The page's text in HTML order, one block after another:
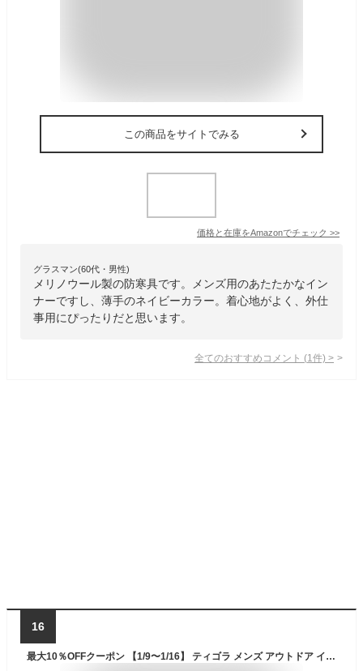
この商品をサイトでみる
価格と在庫をAmazonでチェック >>
グラスマン(60代・男性)
メリノウール製の防寒具です。メンズ用のあたたかなイン
ナーですし、薄手のネイビーカラー。着心地がよく、外仕
事用にぴったりだと思います。
全てのおすすめコメント (1 件) >
16
最大10％OFFクーポン 【1/9〜1/16】 ティゴラ メンズ アウトドア インナーウェア メリノウール100％インナー 長袖トップス TR-9D1104LT : ブラック TIGORA